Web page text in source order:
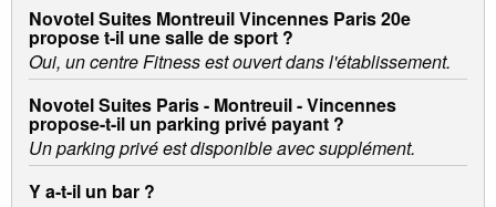
Novotel Suites Montreuil Vincennes Paris 20e
propose t-il une salle de sport ?
Oui, un centre Fitness est ouvert dans l'établissement.
Novotel Suites Paris - Montreuil - Vincennes
propose-t-il un parking privé payant ?
Un parking privé est disponible avec supplément.
Y a-t-il un bar ?